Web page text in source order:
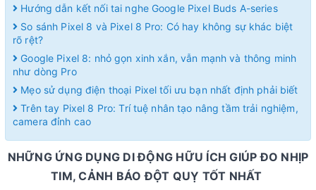
Hướng dẫn kết nối tai nghe Google Pixel Buds A-series
So sánh Pixel 8 và Pixel 8 Pro: Có hay không sự khác biệt
rõ rệt?
Google Pixel 8: nhỏ gọn xinh xắn, vẫn mạnh và thông minh
như dòng Pro
Mẹo sử dụng điện thoại Pixel tối ưu bạn nhất định phải biết
Trên tay Pixel 8 Pro: Trí tuệ nhân tạo nâng tầm trải nghiệm,
camera đỉnh cao
NHỮNG ỨNG DỤNG DI ĐỘNG HỮU ÍCH GIÚP ĐO NHỊP
TIM, CẢNH BÁO ĐỘT QUỴ TỐT NHẤT